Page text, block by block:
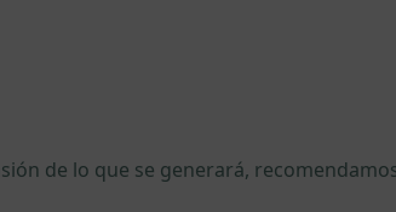
de lo que se generará,